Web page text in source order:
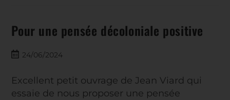
Pour une pensée décoloniale positive
24/06/2024
Excellent petit ouvrage de Jean Viard qui
essaie de nous proposer une pensée